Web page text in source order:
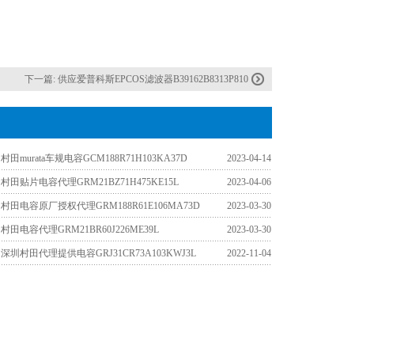
下一篇: 供应爱普科斯EPCOS滤波器B39162B8313P810
村田murata车规电容GCM188R71H103KA37D 2023-04-14
村田贴片电容代理GRM21BZ71H475KE15L 2023-04-06
村田电容原厂授权代理GRM188R61E106MA73D 2023-03-30
村田电容代理GRM21BR60J226ME39L 2023-03-30
深圳村田代理提供电容GRJ31CR73A103KWJ3L 2022-11-04